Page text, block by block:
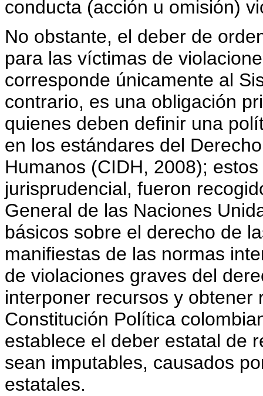
conducta (acción u omisión)
No obstante, el deber de
para las víctimas de
corresponde únicamente al
contrario, es una obligación
quienes deben definir una
en los estándares del
Humanos (CIDH, 2008);
jurisprudencial, fueron
General de las Naciones
básicos sobre el derecho de
manifiestas de las normas
de violaciones graves del
interponer recursos y obtener
Constitución Política
establece el deber estatal de
sean imputables, causados
estatales.